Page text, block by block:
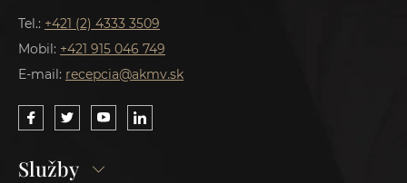
Tel.: +421 (2) 4333 3509
Mobil: +421 915 046 749
E-mail: recepcia@akmv.sk
Služby